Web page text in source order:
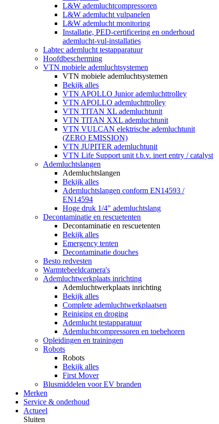
L&W ademluchtcompressoren
L&W ademlucht vulpanelen
L&W ademlucht monitoring
Installatie, PED-certificering en onderhoud
ademlucht-vul-installaties
Labtec ademlucht testapparatuur
Hoofdbescherming
VTN mobiele ademluchtsystemen
VTN mobiele ademluchtsystemen
Bekijk alles
VTN APOLLO Junior ademluchttrolley
VTN APOLLO ademluchttrolley
VTN TITAN XL ademluchtunit
VTN TITAN XXL ademluchtunit
VTN VULCAN elektrische ademluchtunit
(ZERO EMISSION)
VTN JUPITER ademluchtunit
VTN Life Support unit t.b.v. inert entry / catalyst
Ademluchtslangen
Ademluchtslangen
Bekijk alles
Ademluchtslangen conform EN14593 /
EN14594
Hoge druk 1/4" ademluchtslang
Decontaminatie en rescuetenten
Decontaminatie en rescuetenten
Bekijk alles
Emergency tenten
Decontaminatie douches
Besto redvesten
Warmtebeeldcamera's
Ademluchtwerkplaats inrichting
Ademluchtwerkplaats inrichting
Bekijk alles
Complete ademluchtwerkplaatsen
Reiniging en droging
Ademlucht testapparatuur
Ademluchtcompressoren en toebehoren
Opleidingen en trainingen
Robots
Robots
Bekijk alles
First Mover
Blusmiddelen voor EV branden
Merken
Service & onderhoud
Actueel
Sluiten